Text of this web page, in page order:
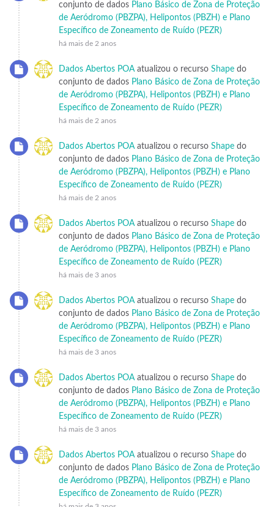
conjunto de dados Plano Básico de Zona de Proteção
de Aeródromo (PBZPA), Helipontos (PBZH) e Plano
Específico de Zoneamento de Ruído (PEZR)
há mais de 2 anos
Dados Abertos POAatualizou o recurso Shape do
conjunto de dados Plano Básico de Zona de Proteção
de Aeródromo (PBZPA), Helipontos (PBZH) e Plano
Específico de Zoneamento de Ruído (PEZR)
há mais de 2 anos
Dados Abertos POAatualizou o recurso Shape do
conjunto de dados Plano Básico de Zona de Proteção
de Aeródromo (PBZPA), Helipontos (PBZH) e Plano
Específico de Zoneamento de Ruído (PEZR)
há mais de 2 anos
Dados Abertos POAatualizou o recurso Shape do
conjunto de dados Plano Básico de Zona de Proteção
de Aeródromo (PBZPA), Helipontos (PBZH) e Plano
Específico de Zoneamento de Ruído (PEZR)
há mais de 3 anos
Dados Abertos POAatualizou o recurso Shape do
conjunto de dados Plano Básico de Zona de Proteção
de Aeródromo (PBZPA), Helipontos (PBZH) e Plano
Específico de Zoneamento de Ruído (PEZR)
há mais de 3 anos
Dados Abertos POAatualizou o recurso Shape do
conjunto de dados Plano Básico de Zona de Proteção
de Aeródromo (PBZPA), Helipontos (PBZH) e Plano
Específico de Zoneamento de Ruído (PEZR)
há mais de 3 anos
Dados Abertos POAatualizou o recurso Shape do
conjunto de dados Plano Básico de Zona de Proteção
de Aeródromo (PBZPA), Helipontos (PBZH) e Plano
Específico de Zoneamento de Ruído (PEZR)